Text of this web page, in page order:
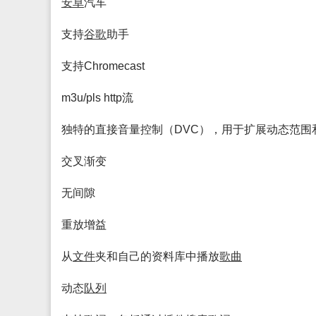
安卓汽车
支持谷歌助手
支持Chromecast
m3u/pls http流
独特的直接音量控制（DVC），用于扩展动态范围
交叉渐变
无间隙
重放增益
从文件夹和自己的资料库中播放歌曲
动态队列